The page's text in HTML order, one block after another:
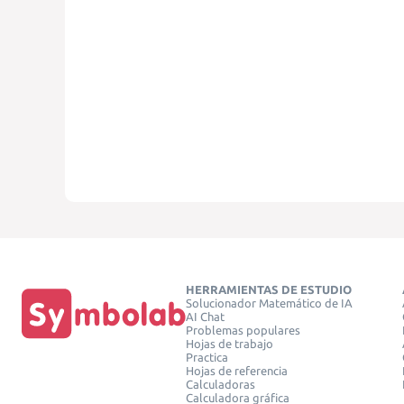
HERRAMIENTAS DE ESTUDIO
Solucionador Matemático de IA
AI Chat
Problemas populares
Hojas de trabajo
Practica
Hojas de referencia
Calculadoras
Calculadora gráfica